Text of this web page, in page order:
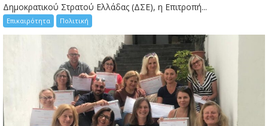
Δημοκρατικού Στρατού Ελλάδας (ΔΣΕ), η Επιτροπή...
Επικαιρότητα Πολιτική